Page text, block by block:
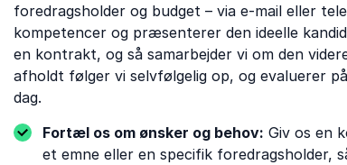
foredragsholder og budget – via e-mail eller
kompetencer og præsenterer den ideelle
en kontrakt, og så samarbejder vi om den
afholdt følger vi selvfølgelig op, og evaluerer
dag.
Fortæl os om ønsker og behov: Giv os en
et emne eller en specifik foredragsholder,